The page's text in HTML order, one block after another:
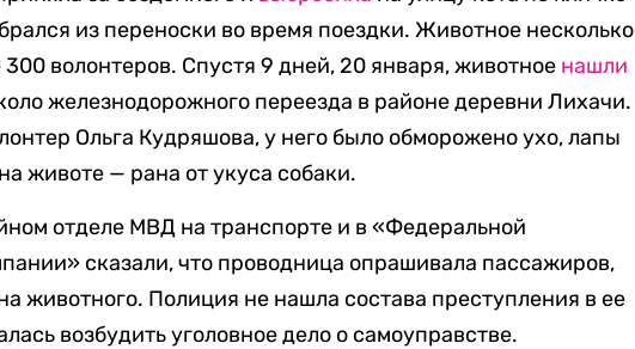
из переноски во время поездки. Животное несколько
волонтеров. Спустя 9 дней, 20 января, животное нашли
железнодорожного переезда в районе деревни Лихачи.
Ольга Кудряшова, у него было обморожено ухо, лапы
животе — рана от укуса собаки.
отделе МВД на транспорте и в «Федеральной
сказали, что проводница опрашивала пассажиров,
животного. Полиция не нашла состава преступления в ее
возбудить уголовное дело о самоуправстве.